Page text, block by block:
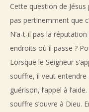
Cette question de
pas pertinemment que
N’a-t-il pas la
endroits où il passe ?
Lorsque le Seigneur
souffre, il veut
guérison, l’appel à
souffre s’ouvre à Dieu.